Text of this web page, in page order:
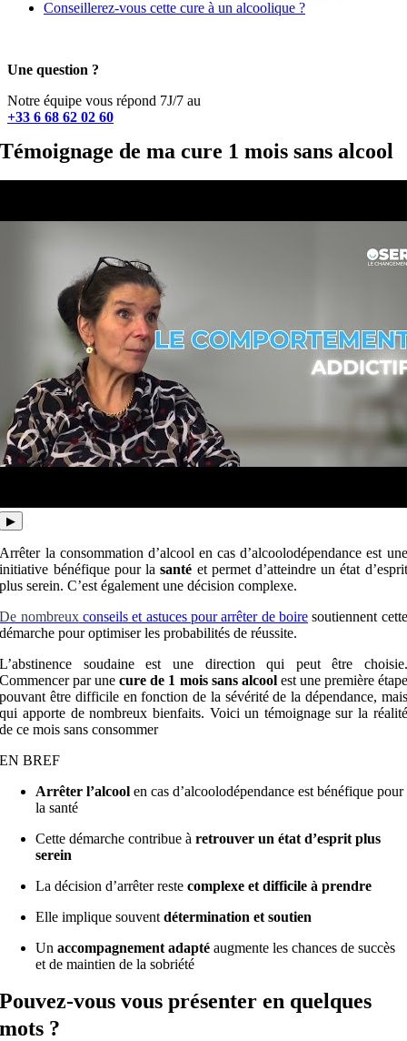
Conseillerez-vous cette cure à un alcoolique ?
Une question ?
Notre équipe vous répond 7J/7 au
+33 6 68 62 02 60
Témoignage de ma cure 1 mois sans alcool
▶
Arrêter la consommation d’alcool en cas d’alcoolodépendance est une
initiative bénéfique pour la santé et permet d’atteindre un état d’esprit
plus serein. C’est également une décision complexe.
De nombreuxconseils et astuces pour arrêter de boiresoutiennent cette
démarche pour optimiser les probabilités de réussite.
L’abstinence soudaine est une direction qui peut être choisie.
Commencer par unecure de 1 mois sans alcoolest une première étape
pouvant être difficile en fonction de la sévérité de la dépendance, mais
qui apporte de nombreux bienfaits. Voici un témoignage sur la réalité
de ce mois sans consommer
EN BREF
Arrêter l’alcool en cas d’alcoolodépendance est bénéfique pour
la santé
Cette démarche contribue àretrouver un état d’esprit plus
serein
La décision d’arrêter restecomplexe et difficile à prendre
Elle implique souventdétermination et soutien
Unaccompagnement adapté augmente les chances de succès
et de maintien de la sobriété
Pouvez-vous vous présenter en quelques
mots ?